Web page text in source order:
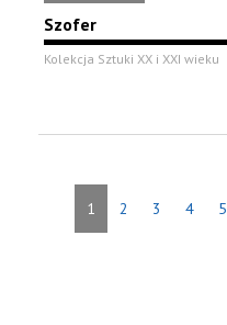
Szofer
Kolekcja Sztuki XX i XXI wieku
1 2 3 4 5